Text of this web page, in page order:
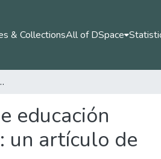
& CollectionsAll of DSpace
COVID 19: un artículo de revisión sistemática
educación
un artículo de